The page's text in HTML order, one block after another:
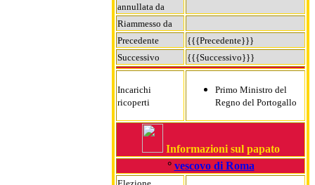
annullata da
Riammesso da
Precedente
{{{Precedente}}}
Successivo
{{{Successivo}}}
Incarichi
ricoperti
Primo Ministro del
Regno del Portogallo
Informazioni sul papato
° vescovo di Roma